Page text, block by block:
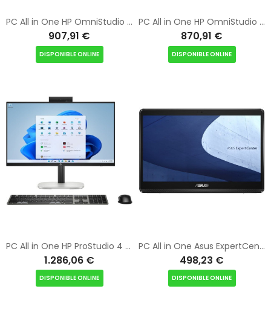
PC All in One HP OmniStudio 27-CV0006NS Ryzen 5 40/ 16GB/ 1TB SSD/ 27"/ Win11
907,91 €
DISPONIBLE ONLINE
PC All in One HP OmniStudio 27-CU0004NS Intel Core 5-120U/ 16GB/ 1TB SSD/ 27"/ Sin Sistema Operativo
870,91 €
DISPONIBLE ONLINE
PC All in One HP ProStudio 4 G1i BY7E1ET Intel Core Ultra 5-235T/ 16GB/ 512GB SSD/ 23.8"/ Win11 Pro
1.286,06 €
DISPONIBLE ONLINE
PC All in One Asus ExpertCenter E1 AiO E1600WKAT-BMR270M Intel Celeron N4500/ 8GB/ 256GB SSD/ 15.6" Táctil/ Sin Sistema Operativ
498,23 €
DISPONIBLE ONLINE